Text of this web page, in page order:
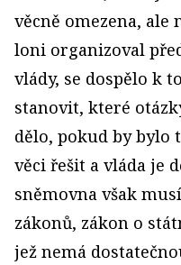
věcně omezena, ale
loni organizoval
vlády, se dospělo k
stanovit, které
dělo, pokud by bylo
věci řešit a vláda je
sněmovna však
zákonů, zákon o
jež nemá